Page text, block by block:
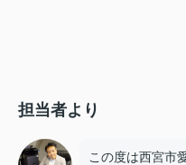
担当者より
この度は西宮市